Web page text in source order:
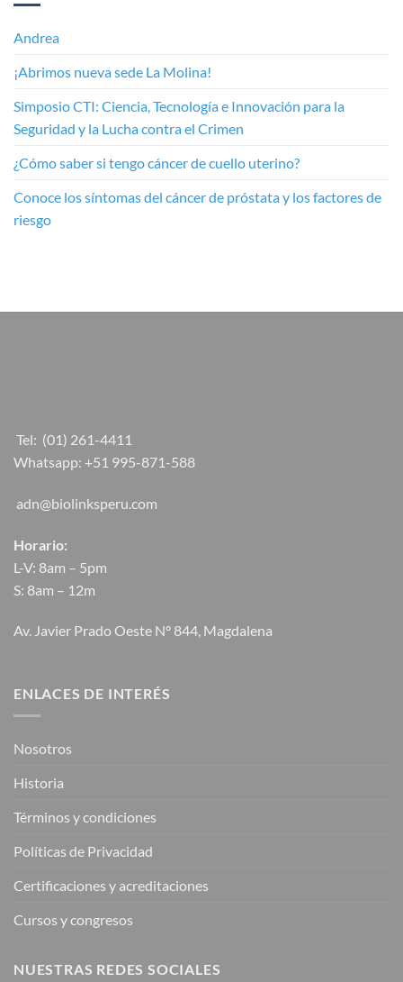
Andrea
¡Abrimos nueva sede La Molina!
Simposio CTI: Ciencia, Tecnología e Innovación para la
Seguridad y la Lucha contra el Crimen
¿Cómo saber si tengo cáncer de cuello uterino?
Conoce los síntomas del cáncer de próstata y los factores de
riesgo
Tel: (01) 261-4411
Whatsapp: +51 995-871-588
adn@biolinksperu.com
Horario:
L-V: 8am – 5pm
S: 8am – 12m
Av. Javier Prado Oeste N° 844, Magdalena
ENLACES DE INTERÉS
Nosotros
Historia
Términos y condiciones
Políticas de Privacidad
Certificaciones y acreditaciones
Cursos y congresos
NUESTRAS REDES SOCIALES